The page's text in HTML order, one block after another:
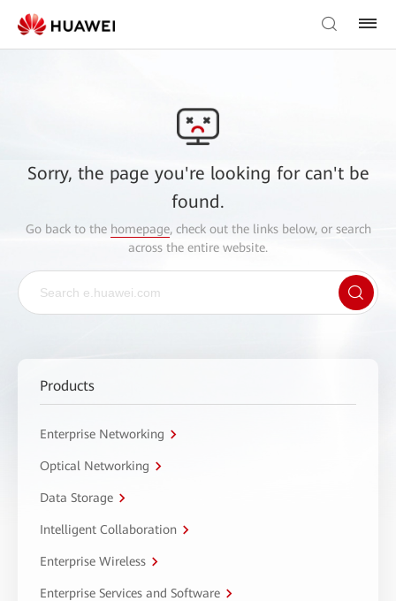
Sorry, the page you're looking for can't be
found.
Go back to the homepage, check out the links below, or search
across the entire website.
Products
Enterprise Networking
Optical Networking
Data Storage
Intelligent Collaboration
Enterprise Wireless
Enterprise Services and Software